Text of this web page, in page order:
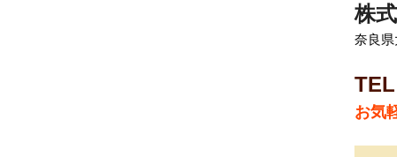
株
奈良
お気